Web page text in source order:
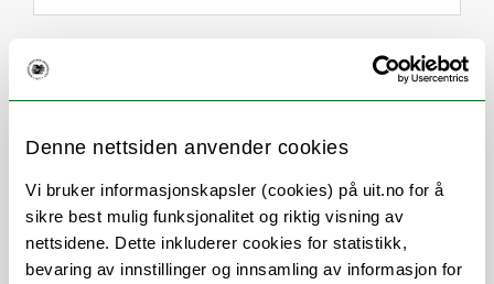
Denne nettsiden anvender cookies
Vi bruker informasjonskapsler (cookies) på uit.no for å
sikre best mulig funksjonalitet og riktig visning av
nettsidene. Dette inkluderer cookies for statistikk,
bevaring av innstillinger og innsamling av informasjon for
Forskning og undervisning
Stillingsbeskrivelse